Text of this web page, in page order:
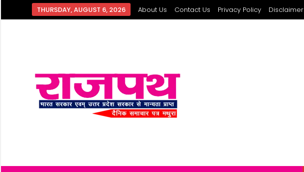
THURSDAY, AUGUST 6, 2026 About Us Contact Us Privacy Policy Disclaimer